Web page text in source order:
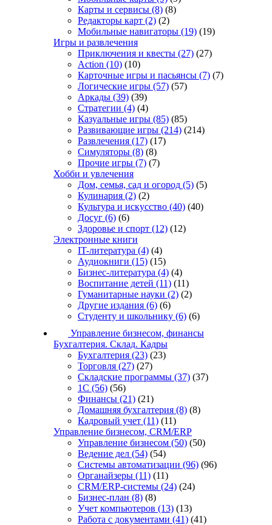
Карты и сервисы (8) (8)
Редакторы карт (2) (2)
Мобильные навигаторы (19) (19)
Игры и развлечения
Приключения и квесты (27) (27)
Action (10) (10)
Карточные игры и пасьянсы (7) (7)
Логические игры (57) (57)
Аркады (39) (39)
Стратегии (4) (4)
Казуальные игры (85) (85)
Развивающие игры (214) (214)
Развлечения (17) (17)
Симуляторы (8) (8)
Прочие игры (7) (7)
Хобби и увлечения
Дом, семья, сад и огород (5) (5)
Кулинария (2) (2)
Культура и искусство (40) (40)
Досуг (6) (6)
Здоровье и спорт (12) (12)
Электронные книги
IT-литература (4) (4)
Аудиокниги (15) (15)
Бизнес-литература (4) (4)
Воспитание детей (11) (11)
Гуманитарные науки (2) (2)
Другие издания (6) (6)
Студенту и школьнику (6) (6)
Управление бизнесом, финансы
Бухгалтерия. Склад. Кадры
Бухгалтерия (23) (23)
Торговля (27) (27)
Складские программы (37) (37)
1С (56) (56)
Финансы (21) (21)
Домашняя бухгалтерия (8) (8)
Кадровый учет (11) (11)
Управление бизнесом, CRM/ERP
Управление бизнесом (50) (50)
Ведение дел (54) (54)
Системы автоматизации (96) (96)
Органайзеры (11) (11)
CRM/ERP-системы (24) (24)
Бизнес-план (8) (8)
Учет компьютеров (13) (13)
Работа с документами (41) (41)